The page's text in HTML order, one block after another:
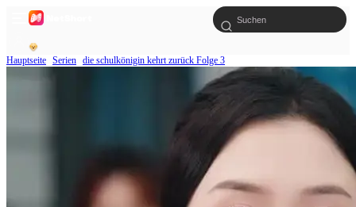
Hauptseite Serien die schulkönigin kehrt zurück Folge 3